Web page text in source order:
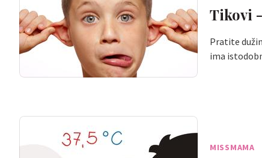
Tikovi
Pratite
ima
MISSMAMA